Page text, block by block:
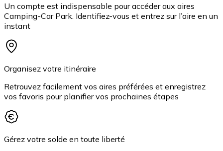
Un compte est indispensable pour accéder aux aires
Camping-Car Park. Identifiez-vous et entrez sur l’aire en un
instant
Organisez votre itinéraire
Retrouvez facilement vos aires préférées et enregistrez
vos favoris pour planifier vos prochaines étapes
Gérez votre solde en toute liberté